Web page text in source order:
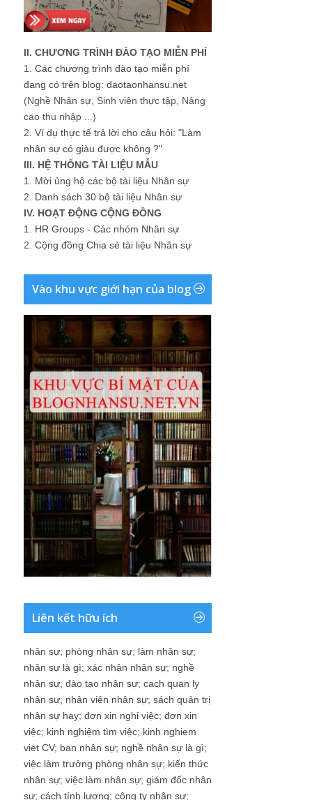
II. CHƯƠNG TRÌNH ĐÀO TẠO MIỄN PHÍ
1. Các chương trình đào tạo miễn phí
đang có trên blog: daotaonhansu.net
(Nghề Nhân sự, Sinh viên thực tập, Nâng
cao thu nhập ...)
2. Ví dụ thực tế trả lời cho câu hỏi: "Làm
nhân sự có giàu được không ?"
III. HỆ THỐNG TÀI LIỆU MẪU
1. Mời ủng hộ các bộ tài liệu Nhân sự
2. Danh sách 30 bộ tài liệu Nhân sự
IV. HOẠT ĐỘNG CỘNG ĐỒNG
1. HR Groups - Các nhóm Nhân sự
2. Cộng đồng Chia sẻ tài liệu Nhân sự
Vào khu vực giới hạn của blog
Liên kết hữu ích
nhân sự; phòng nhân sự; làm nhân sự;
nhân sự là gì; xác nhận nhân sự; nghề
nhân sự; đào tạo nhân sự; cach quan ly
nhân sự; nhân viên nhân sự; sách quản trị
nhân sự hay; đơn xin nghỉ việc; đơn xin
việc; kinh nghiệm tìm việc; kinh nghiem
viet CV; ban nhân sự; nghề nhân sự là gì;
việc làm trưởng phòng nhân sự; kiến thức
nhân sự; việc làm nhân sự; giám đốc nhân
sự; cách tính lương; công ty nhân sự;